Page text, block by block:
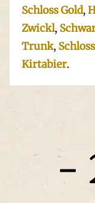
Schloss Gold,
Zwickl,
Trunk,
Kirtabier.
-